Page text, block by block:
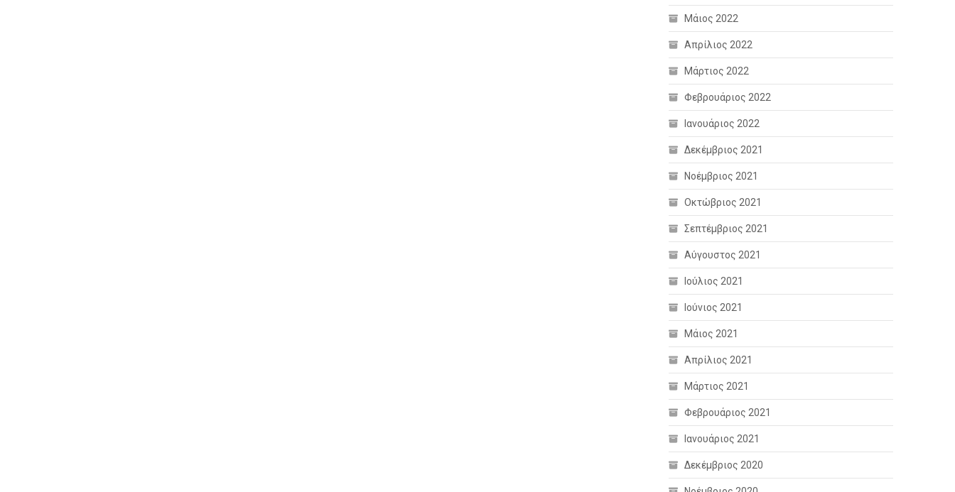
Μάιος 2022
Απρίλιος 2022
Μάρτιος 2022
Φεβρουάριος 2022
Ιανουάριος 2022
Δεκέμβριος 2021
Νοέμβριος 2021
Οκτώβριος 2021
Σεπτέμβριος 2021
Αύγουστος 2021
Ιούλιος 2021
Ιούνιος 2021
Μάιος 2021
Απρίλιος 2021
Μάρτιος 2021
Φεβρουάριος 2021
Ιανουάριος 2021
Δεκέμβριος 2020